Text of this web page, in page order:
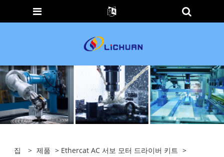
집 > 제품 > Ethercat AC 서보 모터 드라이버 키트 >